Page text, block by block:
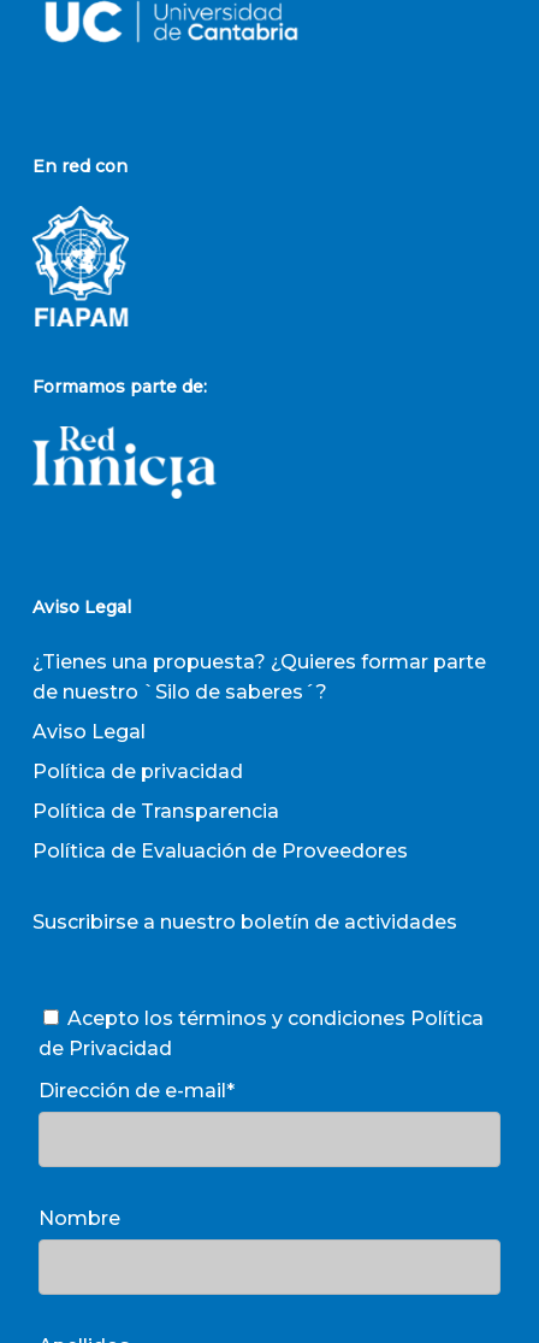
En red con
Formamos parte de:
Aviso Legal
¿Tienes una propuesta? ¿Quieres formar parte
de nuestro `Silo de saberes´?
Aviso Legal
Política de privacidad
Política de Transparencia
Política de Evaluación de Proveedores
Suscribirse a nuestro boletín de actividades
Acepto los términos y condiciones Política
de Privacidad
Dirección de e-mail*
Nombre